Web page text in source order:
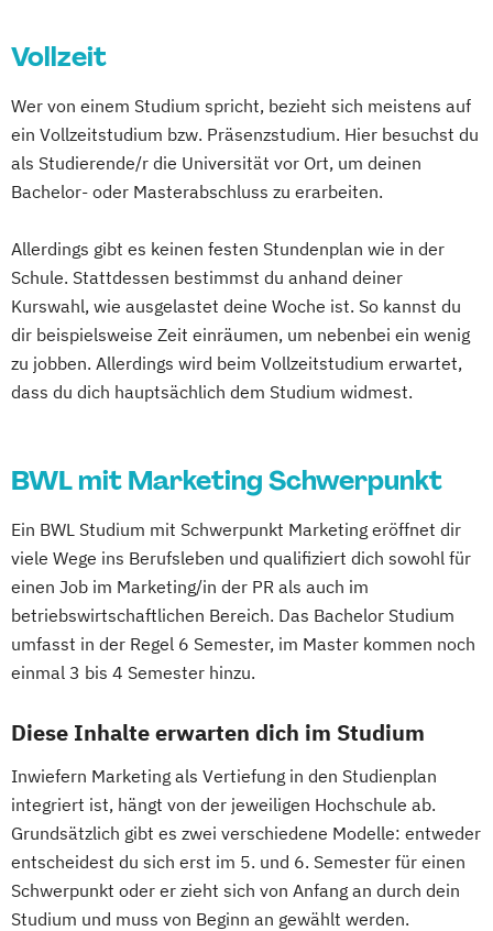
Vollzeit
Wer von einem Studium spricht, bezieht sich meistens auf
ein Vollzeitstudium bzw. Präsenzstudium. Hier besuchst du
als Studierende/r die Universität vor Ort, um deinen
Bachelor- oder Masterabschluss zu erarbeiten.
Allerdings gibt es keinen festen Stundenplan wie in der
Schule. Stattdessen bestimmst du anhand deiner
Kurswahl, wie ausgelastet deine Woche ist. So kannst du
dir beispielsweise Zeit einräumen, um nebenbei ein wenig
zu jobben. Allerdings wird beim Vollzeitstudium erwartet,
dass du dich hauptsächlich dem Studium widmest.
BWL mit Marketing Schwerpunkt
Ein BWL Studium mit Schwerpunkt Marketing eröffnet dir
viele Wege ins Berufsleben und qualifiziert dich sowohl für
einen Job im Marketing/in der PR als auch im
betriebswirtschaftlichen Bereich. Das Bachelor Studium
umfasst in der Regel 6 Semester, im Master kommen noch
einmal 3 bis 4 Semester hinzu.
Diese Inhalte erwarten dich im Studium
Inwiefern Marketing als Vertiefung in den Studienplan
integriert ist, hängt von der jeweiligen Hochschule ab.
Grundsätzlich gibt es zwei verschiedene Modelle: entweder
entscheidest du sich erst im 5. und 6. Semester für einen
Schwerpunkt oder er zieht sich von Anfang an durch dein
Studium und muss von Beginn an gewählt werden.